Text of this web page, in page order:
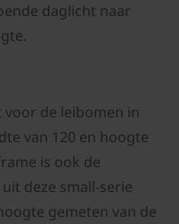
daglicht naar
de leibomen in
van 120 en hoogte
is ook de
deze small-serie
gemeten van de